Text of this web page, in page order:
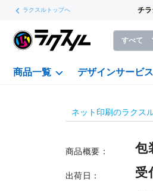
ラクスルトップへ チ
すべて
商品一覧 デザインサービス
ネット印刷のラクス
商品概要： 包
出荷日： 受